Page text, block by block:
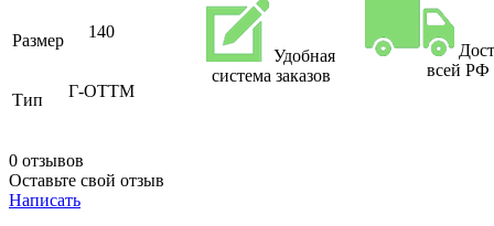
Размер 140
Тип Г-ОТТМ
0 отзывов
Оставьте свой отзыв
Написать
Удобная
система заказов
всей РФ